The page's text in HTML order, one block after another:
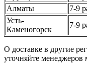
Алматы
7-9
Усть-
Каменогорск
7-9
О доставке в другие
уточняйте менеджеров